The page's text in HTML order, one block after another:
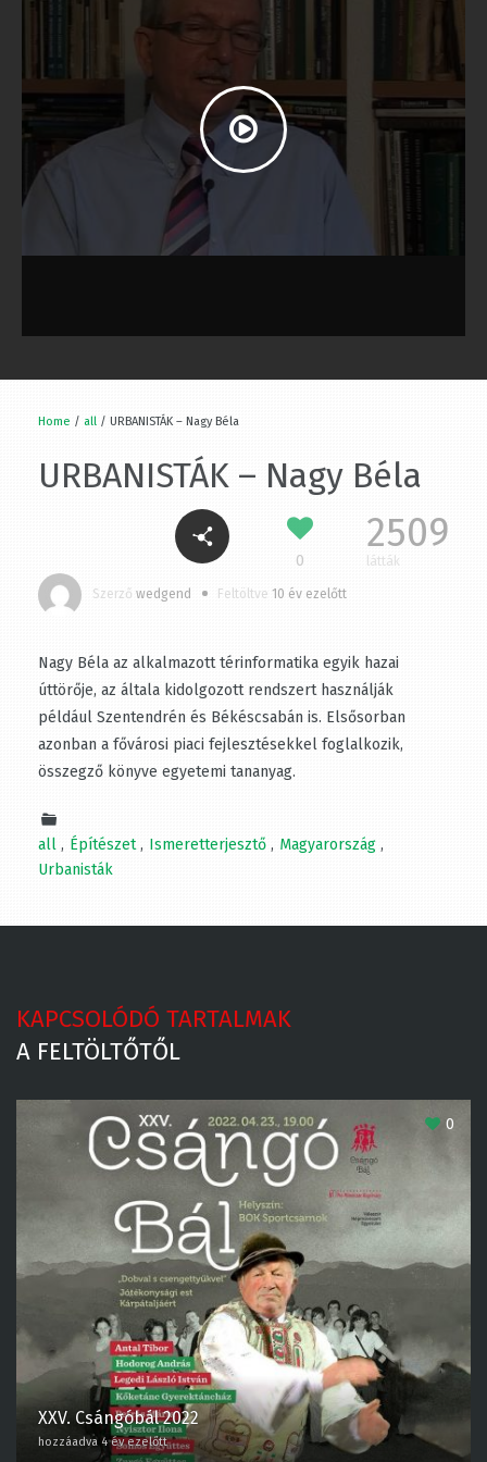
Home / all / URBANISTÁK – Nagy Béla
URBANISTÁK – Nagy Béla
2509
látták
Szerző wedgend Feltöltve 10 év ezelőtt
Nagy Béla az alkalmazott térinformatika egyik hazai
úttörője, az általa kidolgozott rendszert használják
például Szentendrén és Békéscsabán is. Elsősorban
azonban a fővárosi piaci fejlesztésekkel foglalkozik,
összegző könyve egyetemi tananyag.
all Építészet Ismeretterjesztő
Magyarország
Urbanisták
KAPCSOLÓDÓ TARTALMAK
A FELTÖLTŐTŐL
0
XXV. Csángóbál 2022
hozzáadva 4 év ezelőtt